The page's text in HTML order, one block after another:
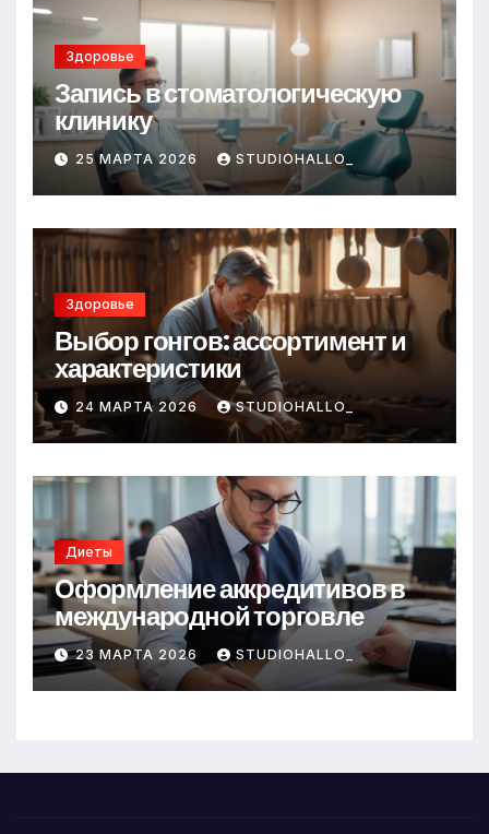
Здоровье
Запись в стоматологическую
клинику
25 МАРТА 2026 STUDIOHALLO_
Здоровье
Выбор гонгов: ассортимент и
характеристики
24 МАРТА 2026 STUDIOHALLO_
Диеты
Оформление аккредитивов в
международной торговле
23 МАРТА 2026 STUDIOHALLO_